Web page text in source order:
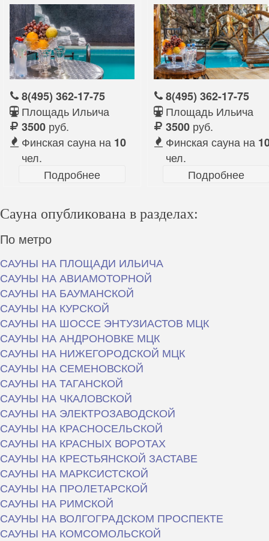
8(495) 362-17-75
Площадь Ильича
3500 руб.
Финская сауна на 10
чел.
Подробнее
8(495) 362-17-75
Площадь Ильича
3500 руб.
Финская сауна на
чел.
Подробнее
Сауна опубликована в разделах:
По метро
САУНЫ НА ПЛОЩАДИ ИЛЬИЧА
САУНЫ НА АВИАМОТОРНОЙ
САУНЫ НА БАУМАНСКОЙ
САУНЫ НА КУРСКОЙ
САУНЫ НА ШОССЕ ЭНТУЗИАСТОВ МЦК
САУНЫ НА АНДРОНОВКЕ МЦК
САУНЫ НА НИЖЕГОРОДСКОЙ МЦК
САУНЫ НА СЕМЕНОВСКОЙ
САУНЫ НА ТАГАНСКОЙ
САУНЫ НА ЧКАЛОВСКОЙ
САУНЫ НА ЭЛЕКТРОЗАВОДСКОЙ
САУНЫ НА КРАСНОСЕЛЬСКОЙ
САУНЫ НА КРАСНЫХ ВОРОТАХ
САУНЫ НА КРЕСТЬЯНСКОЙ ЗАСТАВЕ
САУНЫ НА МАРКСИСТСКОЙ
САУНЫ НА ПРОЛЕТАРСКОЙ
САУНЫ НА РИМСКОЙ
САУНЫ НА ВОЛГОГРАДСКОМ ПРОСПЕКТЕ
САУНЫ НА КОМСОМОЛЬСКОЙ